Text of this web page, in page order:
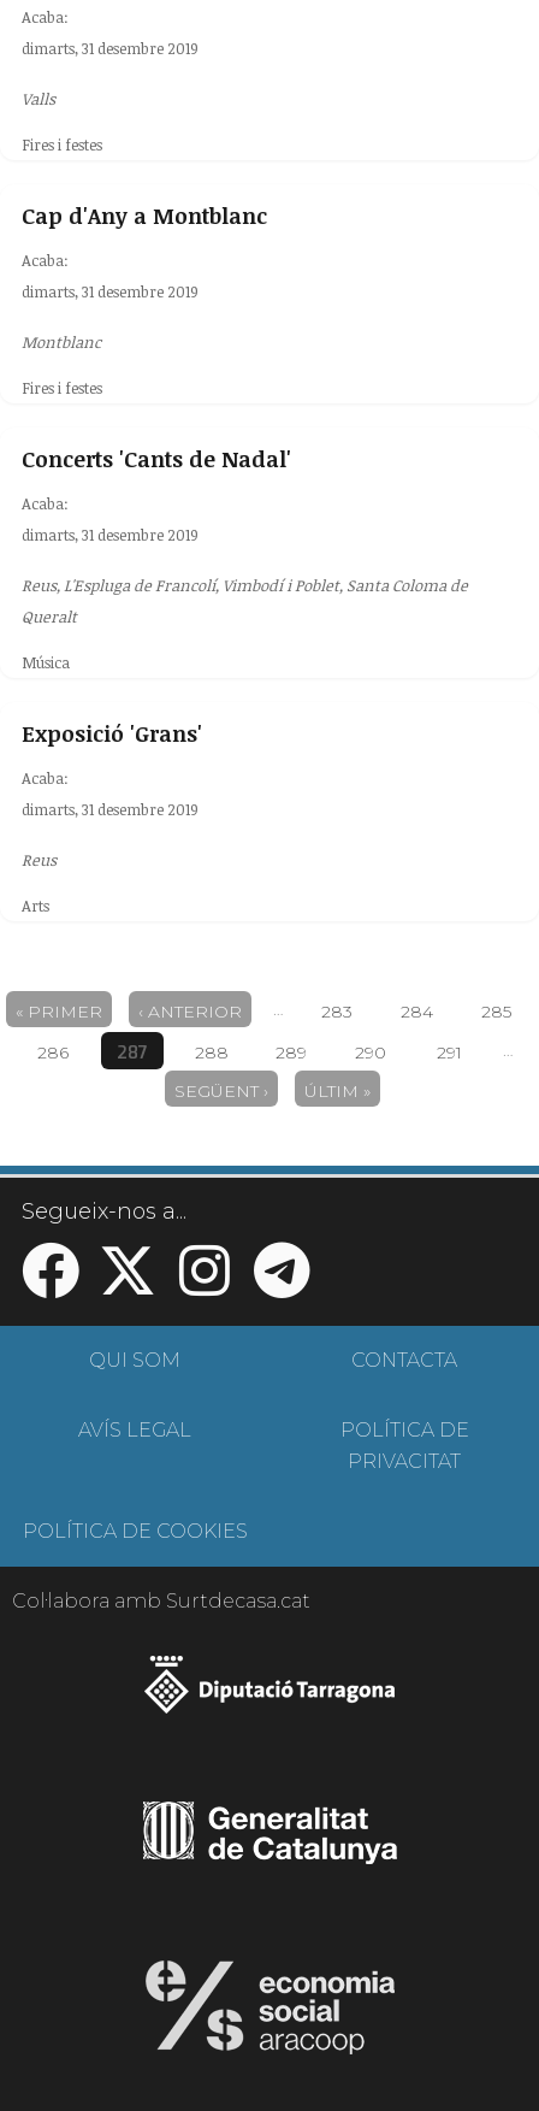
Acaba:
dimarts, 31 desembre 2019
Valls
Fires i festes
Cap d'Any a Montblanc
Acaba:
dimarts, 31 desembre 2019
Montblanc
Fires i festes
Concerts 'Cants de Nadal'
Acaba:
dimarts, 31 desembre 2019
Reus, L'Espluga de Francolí, Vimbodí i Poblet, Santa Coloma de
Queralt
Música
Exposició 'Grans'
Acaba:
dimarts, 31 desembre 2019
Reus
Arts
Pàgines
« PRIMER ‹ ANTERIOR … 283 284
285
286
287 288 289 290 291
…
SEGÜENT ›
ÚLTIM »
Segueix-nos a...
QUI SOM CONTACTA
AVÍS LEGAL
POLÍTICA DE
PRIVACITAT
POLÍTICA DE COOKIES
Col·labora amb Surtdecasa.cat